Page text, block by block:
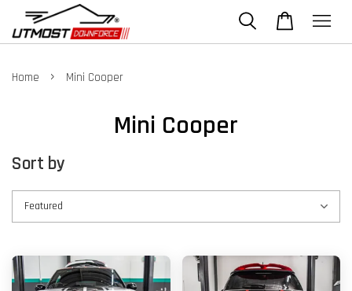
Home › Mini Cooper
Mini Cooper
Sort by